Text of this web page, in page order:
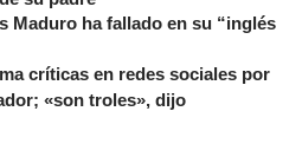
Maduro ha fallado en su “inglés
críticas en redes sociales por
«son troles», dijo